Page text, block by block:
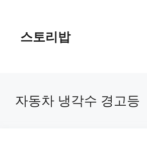
스토리밥
자동차 냉각수 경고등